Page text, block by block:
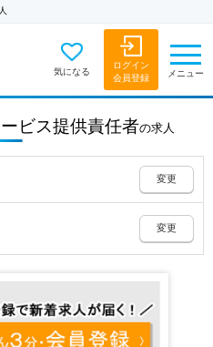
気になる
ログイン
会員登録
メニュー
ビス提供責任者の求人
変更
変更